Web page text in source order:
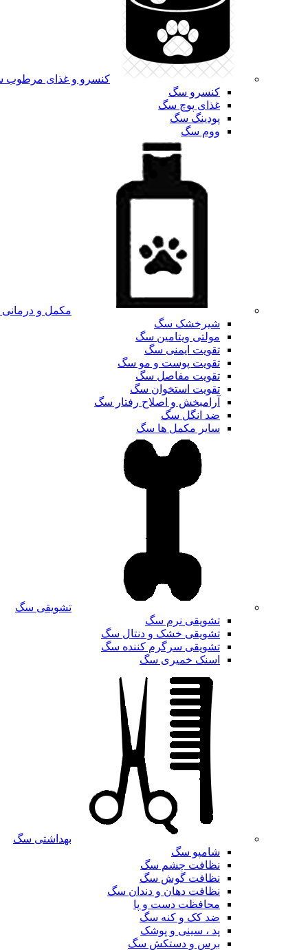
کنسرو و غذای
کنسرو سگ
غذای پوچ سگ
پودینگ سگ
ووم سگ
مکمل و
شیرخشک سگ
مولتی ویتامین سگ
تقویت ایمنی سگ
تقویت پوست و مو سگ
تقویت مفاصل سگ
تقویت استخوان سگ
آرامبخش و اصلاح رفتار سگ
ضد انگل سگ
سایر مکمل ها سگ
تشویقی سگ
تشویقی نرم سگ
تشویقی خشک و دنتال سگ
تشویقی سرگرم کننده سگ
اسنک خمیری سگ
بهداشتی سگ
شامپو سگ
نظافت چشم سگ
نظافت گوش سگ
نظافت دهان و دندان سگ
محافظت دست و پا
ضد کک و کنه سگ
پد ، سینی و پوشک
برس و دستکش سگ